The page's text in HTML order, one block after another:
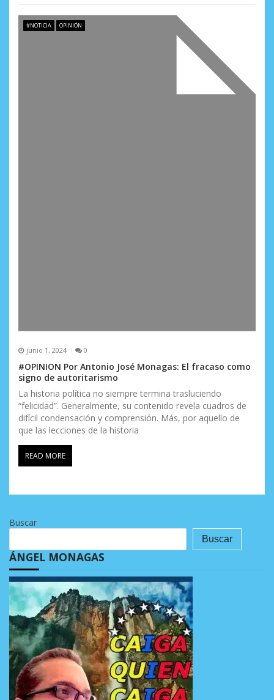
#NOTICIA OPINIÓN
junio 1, 2024 0
#OPINION Por Antonio José Monagas: El fracaso como
signo de autoritarismo
La historia política no siempre termina trasluciendo
“felicidad”. Generalmente, su contenido revela cuadros de
difícil condensación y comprensión. Más, por aquello de
que las lecciones de la historia
READ MORE
Buscar
Buscar
ÁNGEL MONAGAS